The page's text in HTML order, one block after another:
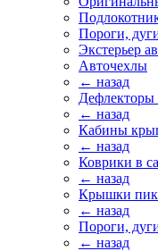
Пороги,
Экстерьер
Авточехлы
← назад
Дефлекторы
← назад
Кабины
← назад
Коврики в
← назад
Крышки
← назад
Пороги,
← назад